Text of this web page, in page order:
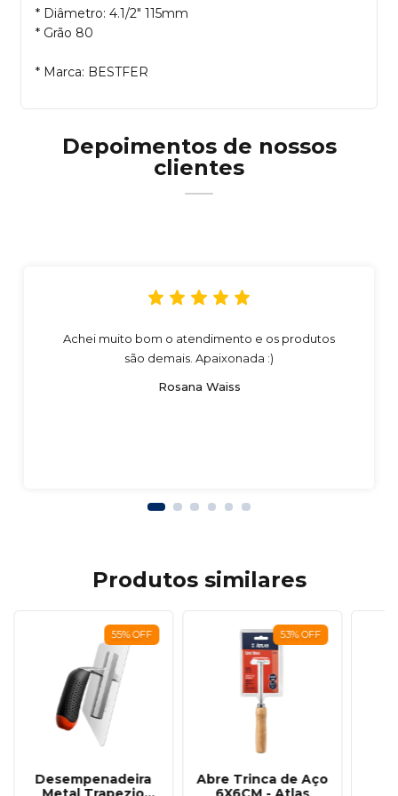
* Diâmetro: 4.1/2" 115mm
* Grão 80
* Marca: BESTFER
Depoimentos de nossos
clientes
Achei muito bom o atendimento e os produtos
são demais. Apaixonada :)
Rosana Waiss
Produtos similares
55%OFF
Desempenadeira
53%OFF
Abre Trinca de Aço